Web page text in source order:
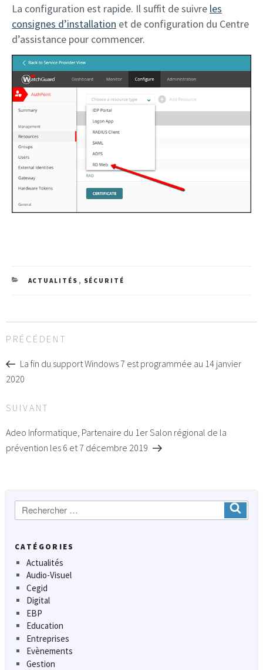
La configuration est rapide. Il suffit de suivre les
consignes d’installation et de configuration du Centre
d’assistance pour commencer.
CATEGORIES
ACTUALITÉS , SÉCURITÉ
de
l’article
Article
PRÉCÉDENT
La fin du support Windows 7 est programmée au 14 janvier
2020
Article
SUIVANT
Adeo Informatique, Partenaire du 1er Salon régional de la
prévention les 6 et 7 décembre 2019
Recherche
:
CATÉGORIES
Actualités
Audio-Visuel
Cegid
Digital
EBP
Education
Entreprises
Evènements
Gestion